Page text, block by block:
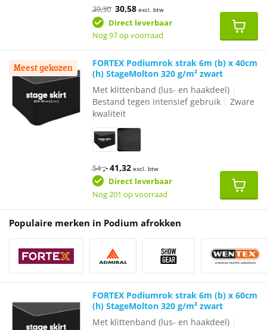
39,30 Oorspronkelijke
prijs
was:
€39,30.
30,58Huidige
prijs
is:
€30,58.
excl. btw
Direct leverbaar
Nog 97 op voorraad
Meest gekozen
FORTEX Podiumrok strak 6m (b) x 40cm
(h) StageMolton 320 g/m² zwart
Met klittenband (lus- en haakdeel)
Bestand tegen intensief gebruik |Zware
kwaliteit
54 ,-Oorspronkelijke
prijs
was:
41,32Huidige
prijs
is:
excl. btw
Direct leverbaar
Nog 201 op voorraad
Populaire merken in Podium afrokken
FORTEX Podiumrok strak 6m (b) x 60cm
(h) StageMolton 320 g/m² zwart
Met klittenband (lus- en haakdeel)